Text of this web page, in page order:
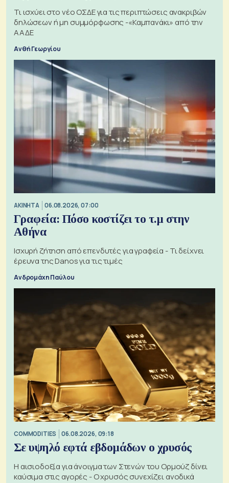
Τι ισχύει στο νέο ΟΣΔΕ για τις περιπτώσεις ανακριβών
δηλώσεων ή μη συμμόρφωσης -«Καμπανάκι» από την
ΑΑΔΕ
Ανθή Γεωργίου
ΑΚΙΝΗΤΑ 06.08.2026, 07:00
Γραφεία: Πόσο κοστίζει το τ.μ στην
Αθήνα
Ισχυρή ζήτηση από επενδυτές για γραφεία - Τι δείχνει
έρευνα της Danos για τις τιμές
Ανδρομάχη Παύλου
COMMODITIES 06.08.2026, 09:18
Σε υψηλό εφτά εβδομάδων ο χρυσός
Η αισιοδοξία για άνοιγμα των Στενών του Ορμούζ δίνει
καύσιμα στις αγορές - Ο χρυσός συνεχίζει ανοδικά